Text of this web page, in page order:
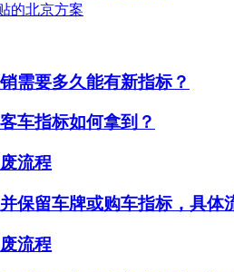
的北京方案
需要多久能有新指标？
车指标如何拿到？
流程
保留车牌或购车指标，具体
流程